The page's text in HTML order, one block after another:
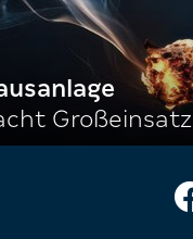
Großeinsatz